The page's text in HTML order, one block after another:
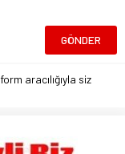
aracılığıyla siz